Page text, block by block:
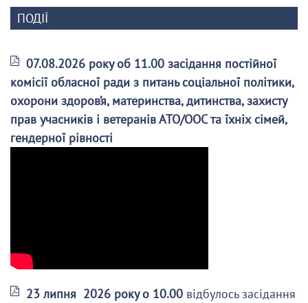
ПОДІЇ
07.08.2026 року об 11.00 засідання постійної
комісії обласної ради з питань соціальної політики,
охорони здоров’я, материнства, дитинства, захисту
прав учасників і ветеранів АТО/ООС та їхніх сімей,
гендерної рівності
23 липня 2026 року о 10.00 відбулось засідання